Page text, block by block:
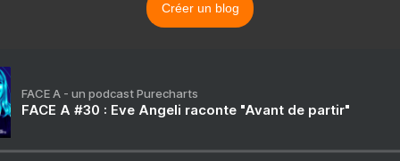
Créer un blog
FACE A - un podcast Purecharts
FACE A #30 : Eve Angeli raconte "Avant de partir"